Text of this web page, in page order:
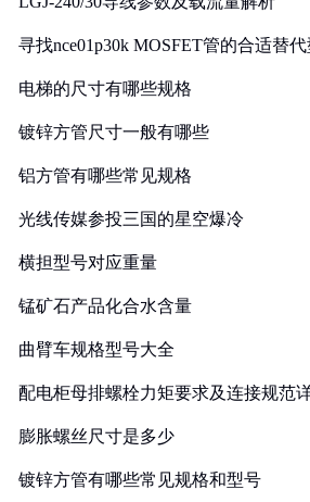
寻找nce01p30k MOSFET管的合适替
电梯的尺寸有哪些规格
镀锌方管尺寸一般有哪些
铝方管有哪些常见规格
光线传媒参投三国的星空爆冷
横担型号对应重量
锰矿石产品化合水含量
曲臂车规格型号大全
配电柜母排螺栓力矩要求及连接规范
膨胀螺丝尺寸是多少
镀锌方管有哪些常见规格和型号